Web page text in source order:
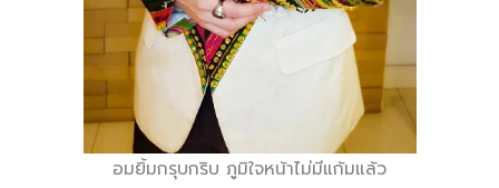
อมยิ้มกรุบกริบ ภูมิใจหน้าไม่มีแก้มแล้ว